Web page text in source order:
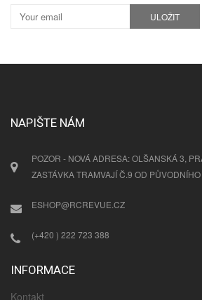
ULOŽIT
NAPIŠTE NÁM
POZOR - NOVÁ ADRESA: OLŠANSKÁ 3,
ZASTÁVKA TRAMVAJÍ Č.9 OD
ESHOP@RCREVUE.CZ
(+420 ) 222 723 388
INFORMACE
Kontakt